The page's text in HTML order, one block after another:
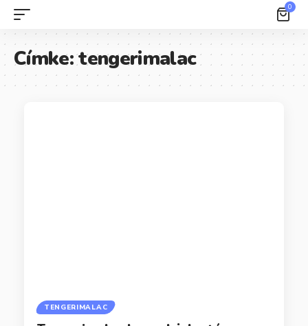
0
Címke:tengerimalac
TENGERIMALAC